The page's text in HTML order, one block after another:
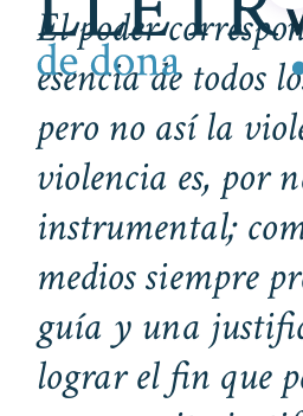
El poder
esencia de todos
pero no así la
violencia es, por
instrumental;
medios siempre
guía y una
lograr el fin que